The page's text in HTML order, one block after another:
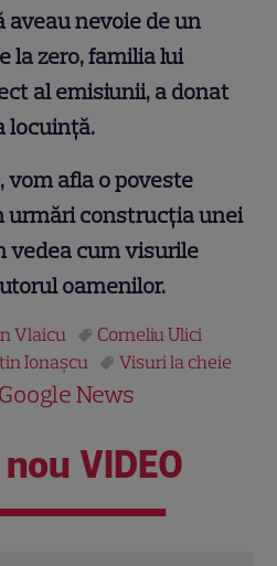
aveau nevoie de un
la zero, familia lui
al emisiunii, a donat
locuință.
vom afla o poveste
urmări construcția unei
vedea cum visurile
oamenilor.
Vlaicu
Corneliu Ulici
Ionașcu Visuri la cheie
Google News
VIDEO